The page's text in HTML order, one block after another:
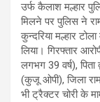
उर्फ कैलाश मल्हार
मिलने पर पुलिस ने
कुन्दरिया मल्हार
लिया। गिरफ्तार
लगभग 39 वर्ष), पिता
(कुजू ओपी), जिला
भी ट्रैक्टर चोरी के